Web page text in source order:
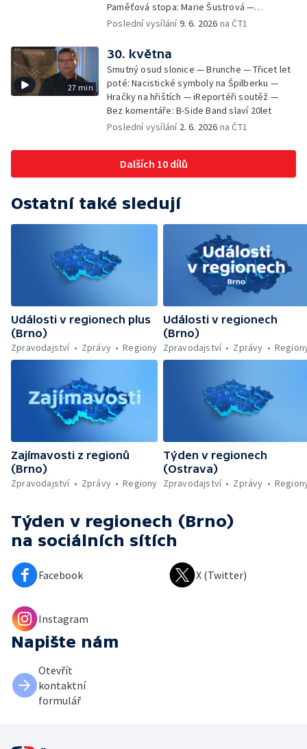
Paměťová stopa: Marie Šustrová —
iReportéři soutěž — Bez komentáře:
Poslední vysílání9. 6. 2026 na ČT1
27 min
30. května
Smutný osud slonice — Brunche — Třicet let
poté: Nacistické symboly na Špilberku —
Hračky na hřištích — iReportéři soutěž —
Bez komentáře: B-Side Band slaví 20let
Poslední vysílání 2. 6. 2026 na ČT1
Dalších 10 dílů
Ostatní také sledují
Události v regionech plus
(Brno)
Zpravodajství
Zprávy Regiony
Události v regionech
(Brno)
Zpravodajství
Zprávy
Zajímavosti z regionů
(Brno)
Zpravodajství
Zprávy Regiony
Týden v regionech
(Ostrava)
Zpravodajství
Zprávy
Týden v regionech (Brno)
na sociálních sítích
Facebook X (Twitter)
Instagram
Napište nám
Otevřít
kontaktní
formulář